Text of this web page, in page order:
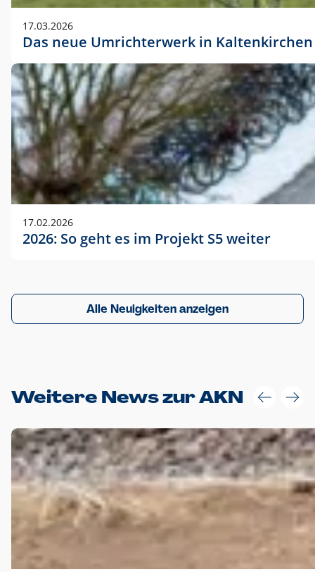
17.03.2026
Das neue Umrichterwerk in Kaltenkirchen
17.02.2026
2026: So geht es im Projekt S5 weiter
Alle Neuigkeiten anzeigen
Weitere News zur AKN